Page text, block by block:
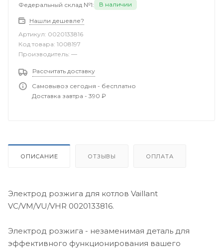
Федеральный склад №1:
В наличии
Нашли дешевле?
Артикул: 0020133816
Код товара: 1008197
Производитель: —
Рассчитать доставку
Самовывоз сегодня - бесплатно
Доставка завтра - 390 ₽
ОПИСАНИЕ ОТЗЫВЫ ОПЛАТА
Электрод розжига для котлов Vaillant
VC/VM/VU/VHR 0020133816.
Электрод розжига - незаменимая деталь для
эффективного функционирования вашего